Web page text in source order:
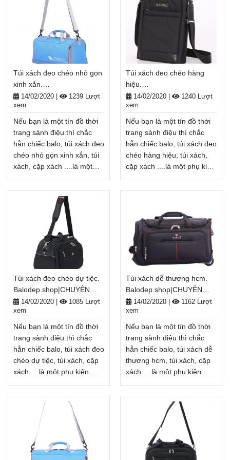
dụng cần thiết để mang
theo giày, bảo quản đồ
dùng cá nhân... mà còn là
một phụ kiện thời trang
giúp tôn lên cá tính, gu
thẩm mĩ của mỗi người.
Balodep.shop|Chuyên túi
xách đeo chéo nữ hàng
hiệu, Balo-Túi xách. Giao
hàng toàn quốc, Miễn phí
đổi trả hàng, thanh toán
tiền khi nhận hàng
Xem thêm
thiết để mang
theo giày, bảo quản đồ
dùng cá nhân... mà còn là
một phụ kiện thời trang
giúp tôn lên cá tính, gu
thẩm mĩ của mỗi người.
Balodep.shop|Chuyên túi
xách đeo chéo nữ cao
cấp, Balo-Túi xách. Giao
hàng toàn quốc, Miễn phí
đổi trả hàng, thanh toán
tiền khi nhận hàng
Xem thêm
Túi xách đeo chéo nhỏ gọn
xinh xắn.
Balodep.shop|CHUYÊN
BALO-TÚI XÁCH–VALI ĐẸP
14/02/2020
1239 Lượt
xem
Nếu bạn là một tín đồ thời
trang sành điệu thì chắc
hẳn chiếc balo, túi xách đeo
chéo nhỏ gọn xinh xắn, túi
xách, cặp xách ....là một
túi xách đeo chéo nhỏ gọn
xinh xắn không chỉ là một
vật dụng cần thiết để mang
theo giày, bảo quản đồ
dùng cá nhân... mà còn là
một phụ kiện thời trang
giúp tôn lên cá tính của mỗi
người.
Balodep.shop|Chuyên túi
xách đeo chéo nhỏ gọn
xinh xắn, Balo-Túi xách.
Giao hàng toàn quốc, Miễn
phí đổi trả hàng, thanh toán
tiền khi nhận hàng
Xem thêm
Túi xách đeo chéo hàng
hiệu.
Balodep.shop|CHUYÊN
BALO-TÚI XÁCH–VALI ĐẸP
14/02/2020
1240 Lượt
xem
Nếu bạn là một tín đồ thời
trang sành điệu thì chắc
hẳn chiếc balo, túi xách đeo
chéo hàng hiệu, túi xách,
cặp xách ....là một phụ kiện
đeo chéo hàng hiệu không
thiết để mang
theo giày, bảo quản đồ
dùng cá nhân... mà còn là
một phụ kiện thời trang
giúp tôn lên cá tính, gu
thẩm mĩ của mỗi người.
Balodep.shop|Chuyên túi
xách đeo chéo hàng
hiệu, Balo-Túi xách. Giao
hàng toàn quốc, Miễn phí
đổi trả hàng, thanh toán
tiền khi nhận hàng
Xem thêm
Túi xách đeo chéo dự tiệc.
Balodep.shop|CHUYÊN
BALO-TÚI XÁCH–VALI ĐẸP
14/02/2020
1085 Lượt
xem
Nếu bạn là một tín đồ thời
trang sành điệu thì chắc
hẳn chiếc balo, túi xách đeo
chéo dự tiệc, túi xách, cặp
xách ....là một phụ kiện
đeo chéo dự tiệc không
chỉ là một vật dụng cần
thiết để mang
theo giày, bảo quản đồ
dùng cá nhân... mà còn là
một phụ kiện thời trang
Túi xách dễ thương hcm.
Balodep.shop|CHUYÊN
BALO-TÚI XÁCH–VALI ĐẸP
14/02/2020
1162 Lượt
xem
Nếu bạn là một tín đồ thời
trang sành điệu thì chắc
hẳn chiếc balo, túi xách dễ
thương hcm, túi xách, cặp
xách ....là một phụ kiện
thương hcm không chỉ là
một vật dụng cần thiết để
mang theo giày, bảo
quản đồ dùng cá nhân...
mà còn là một phụ kiện thời
trang giúp tôn lên cá